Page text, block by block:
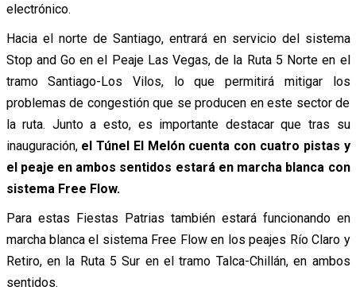
electrónico.
Hacia el norte de Santiago, entrará en servicio del sistema
Stop and Go en el Peaje Las Vegas, de la Ruta 5 Norte en el
tramo Santiago-Los Vilos, lo que permitirá mitigar los
problemas de congestión que se producen en este sector de
la ruta. Junto a esto, es importante destacar que tras su
inauguración, el Túnel El Melón cuenta con cuatro pistas y
el peaje en ambos sentidos estará en marcha blanca con
sistema Free Flow.
Para estas Fiestas Patrias también estará funcionando en
marcha blanca el sistema Free Flow en los peajes Río Claro y
Retiro, en la Ruta 5 Sur en el tramo Talca-Chillán, en ambos
sentidos.